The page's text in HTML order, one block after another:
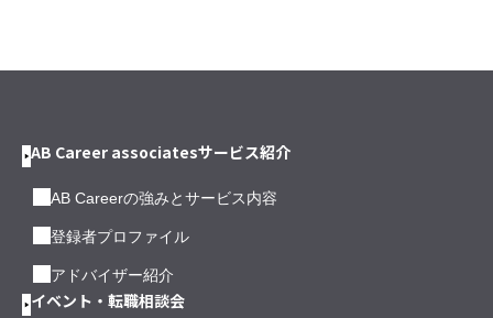
AB Career associatesサービス紹介
AB Careerの強みとサービス内容
登録者プロファイル
アドバイザー紹介
イベント・転職相談会